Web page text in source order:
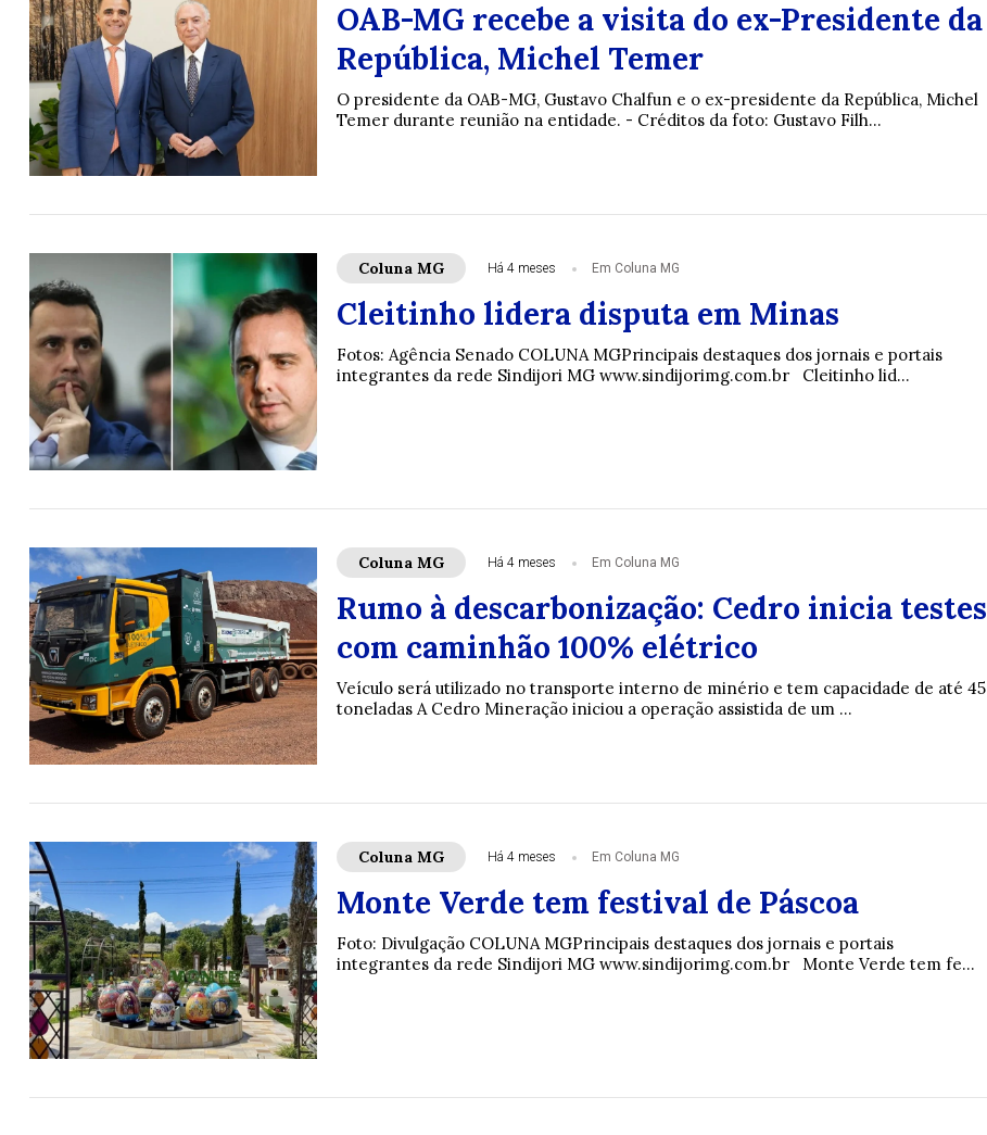
OAB-MG recebe a visita do ex-Presidente da
República, Michel Temer
O presidente da OAB-MG, Gustavo Chalfun e o ex-presidente da República, Michel
Temer durante reunião na entidade. - Créditos da foto: Gustavo Filh...
Coluna MG Há 4 meses Em Coluna MG
Cleitinho lidera disputa em Minas
Fotos: Agência Senado COLUNA MGPrincipais destaques dos jornais e portais
integrantes da rede Sindijori MG www.sindijorimg.com.br Cleitinho lid...
Coluna MG Há 4 meses Em Coluna MG
Rumo à descarbonização: Cedro inicia testes
com caminhão 100% elétrico
Veículo será utilizado no transporte interno de minério e tem capacidade de até 45
toneladas A Cedro Mineração iniciou a operação assistida de um ...
Coluna MG Há 4 meses Em Coluna MG
Monte Verde tem festival de Páscoa
Foto: Divulgação COLUNA MGPrincipais destaques dos jornais e portais
integrantes da rede Sindijori MG www.sindijorimg.com.br Monte Verde tem fe...